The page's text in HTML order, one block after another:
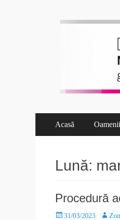
Acasă Oamenii
Lună:
Procedură
31/03/2023